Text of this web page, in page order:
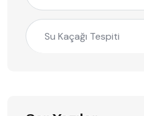
Su Kaçağı Tespiti